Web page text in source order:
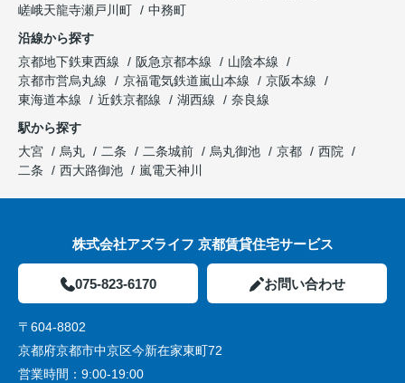
嵯峨天龍寺瀬戸川町
中務町
沿線から探す
京都地下鉄東西線
阪急京都本線
山陰本線
京都市営烏丸線
京福電気鉄道嵐山本線
京阪本線
東海道本線
近鉄京都線 湖西線
奈良線
駅から探す
大宮
烏丸 二条 二条城前 烏丸御池 京都
西院
二条
西大路御池 嵐電天神川
株式会社アズライフ 京都賃貸住宅サービス
075-823-6170 お問い合わせ
〒604-8802
京都府京都市中京区今新在家東町72
営業時間： 9:00-19:00